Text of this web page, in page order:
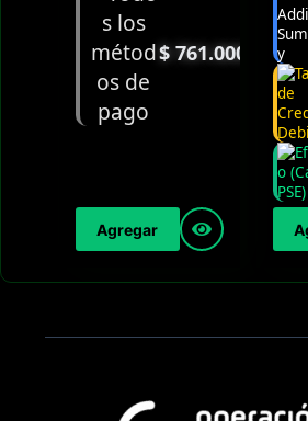
$761.000
Agregar